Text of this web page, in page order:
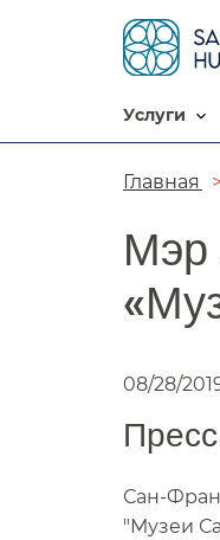
услуги​​
Главная​​
Мэр
08/28/
Сан-
"Музеи